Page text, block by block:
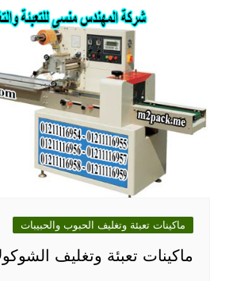
ماكينات تعبئة وتغليف الحبوب والحبيبات
ماكينات تعبئة وتغليف